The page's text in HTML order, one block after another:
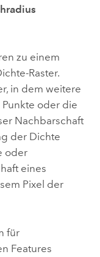
zu einem
Raster.
in dem weitere
oder die
Nachbarschaft
der Dichte
oder
eines
Pixel der
für
Features